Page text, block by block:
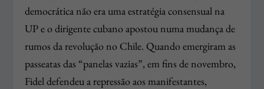
democrática não era uma estratégia consensual na
UP e o dirigente cubano apostou numa mudança de
rumos da revolução no Chile. Quando emergiram as
passeatas das “panelas vazias”, em fins de novembro,
Fidel defendeu a repressão aos manifestantes,